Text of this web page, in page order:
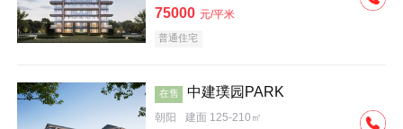
75000 元/平米
普通住宅
在售 中建璞园PARK
朝阳 建面 125-210㎡